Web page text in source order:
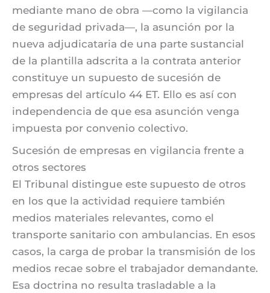
mediante mano de obra —como la vigilancia
de seguridad privada—, la asunción por la
nueva adjudicataria de una parte sustancial
de la plantilla adscrita a la contrata anterior
constituye un supuesto de sucesión de
empresas del artículo 44 ET. Ello es así con
independencia de que esa asunción venga
impuesta por convenio colectivo.
Sucesión de empresas en vigilancia frente a
otros sectores
El Tribunal distingue este supuesto de otros
en los que la actividad requiere también
medios materiales relevantes, como el
transporte sanitario con ambulancias. En esos
casos, la carga de probar la transmisión de los
medios recae sobre el trabajador demandante.
Esa doctrina no resulta trasladable a la